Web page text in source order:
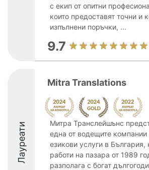
с екип от опитни
които предоставят точни и
изпълнени поръчки, ...
9.7
Лауреати
Mitra Translations
Митра Транслейшънс
една от водещите компании
езикови услуги в България,
работи на пазара от 1989
разполага с богат